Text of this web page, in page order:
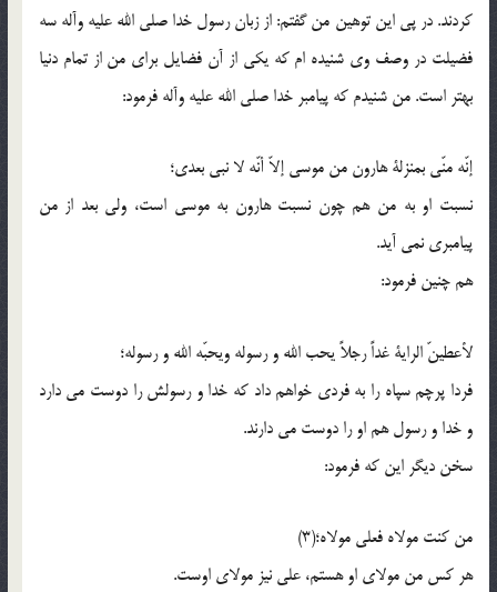
کردند. در پى این توهین من گفتم: از زبان رسول خدا صلى الله علیه وآله سه
فضیلت در وصف وى شنیده ام که یکى از آن فضایل براى من از تمام دنیا
بهتر است. من شنیدم که پیامبر خدا صلى الله علیه وآله فرمود:
إنّه منّی بمنزلة هارون من موسى إلاّ أنّه لا نبی بعدی؛
نسبت او به من هم چون نسبت هارون به موسى است، ولى بعد از من
پیامبرى نمى آید.
هم چنین فرمود:
لأعطینّ الرایة غداً رجلاً یحب الله و رسوله ویحبّه الله و رسوله؛
فردا پرچم سپاه را به فردى خواهم داد که خدا و رسولش را دوست مى دارد
و خدا و رسول هم او را دوست مى دارند.
سخن دیگر این که فرمود:
من کنت مولاه فعلی مولاه؛(3)
هر کس من مولاى او هستم، على نیز مولاى اوست.